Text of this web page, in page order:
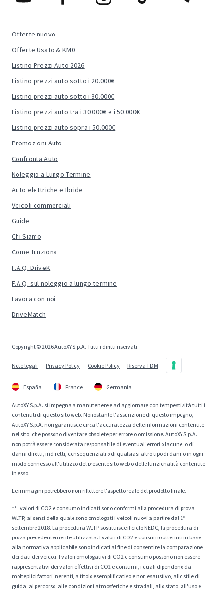
Offerte nuovo
Offerte Usato & KM0
Listino Prezzi Auto 2026
Listino prezzi auto sotto i 20.000€
Listino prezzi auto sotto i 30.000€
Listino prezzi auto tra i 30.000€ e i 50.000€
Listino prezzi auto sopra i 50.000€
Promozioni Auto
Confronta Auto
Noleggio a Lungo Termine
Auto elettriche e Ibride
Veicoli commerciali
Guide
Chi Siamo
Come funziona
F.A.Q. DriveK
F.A.Q. sul noleggio a lungo termine
Lavora con noi
DriveMatch
Copyright © 2026 AutoXY S.p.A. Tutti i diritti riservati.
Note legali Privacy Policy Cookie Policy Riserva TDM
España France Germania
AutoXY S.p.A. si impegna a manutenere e ad aggiornare con tempestività tutti i
contenuti di questo sito web. Nonostante l'assunzione di questo impegno,
AutoXY S.p.A. non garantisce circa l'accuratezza delle informazioni contenute
nel sito, che possono diventare obsolete per errore o omissione. AutoXY S.p.A.
non potrà essere considerata responsabile di eventuali errori o lacune, o di
danni diretti, indiretti, consequenziali o di qualsiasi altro tipo di danno in ogni
modo connesso all'utilizzo del presente sito web o delle funzionalità contenute
in esso.
Le immagini potrebbero non riflettere l'aspetto reale del prodotto finale.
** I valori di CO2 e consumo indicati sono conformi alla procedura di prova
WLTP, ai sensi della quale sono omologati i veicoli nuovi a partire dal 1°
settembre 2018. La procedura WLTP sostituisce il ciclo NEDC, la procedura di
prova precedentemente utilizzata. I valori di CO2 e consumo ottenuti in base
alla normativa applicabile sono indicati al fine di consentire la comparazione
dei dati dei veicoli. I valori omologativi di CO2 e consumo possono non essere
rappresentativi dei valori effettivi di CO2 e consumi, i quali dipendono da
molteplici fattori inerenti, a titolo esemplificativo e non esaustivo, allo stile di
guida, al percorso, alle condizioni atmosferiche e stradali, allo stato, all'uso e